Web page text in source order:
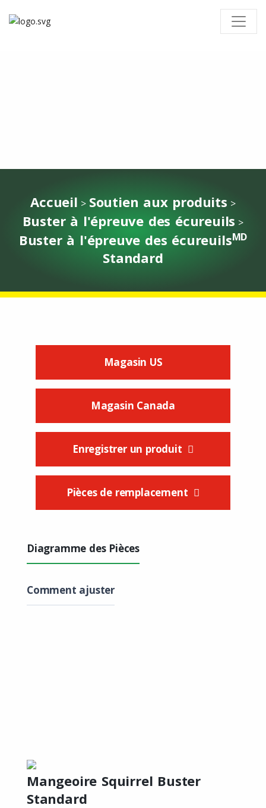
Accueil > Soutien aux produits >
Buster à l'épreuve des écureuils >
Buster à l'épreuve des écureuilsMD
Standard
Magasin US
Magasin Canada
Enregistrer un produit
Pièces de remplacement
Diagramme des Pièces
Comment ajuster
Mangeoire Squirrel Buster
Standard